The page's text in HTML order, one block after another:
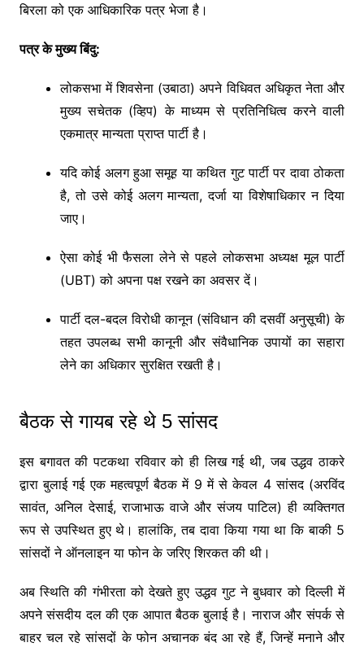
बिरला को एक आधिकारिक पत्र भेजा है।
पत्र के मुख्य बिंदु:
लोकसभा में शिवसेना (उबाठा) अपने विधिवत अधिकृत नेता और
मुख्य सचेतक (व्हिप) के माध्यम से प्रतिनिधित्व करने वाली
एकमात्र मान्यता प्राप्त पार्टी है।
यदि कोई अलग हुआ समूह या कथित गुट पार्टी पर दावा ठोकता
है, तो उसे कोई अलग मान्यता, दर्जा या विशेषाधिकार न दिया
जाए।
ऐसा कोई भी फैसला लेने से पहले लोकसभा अध्यक्ष मूल पार्टी
(UBT) को अपना पक्ष रखने का अवसर दें।
पार्टी दल-बदल विरोधी कानून (संविधान की दसवीं अनुसूची) के
तहत उपलब्ध सभी कानूनी और संवैधानिक उपायों का सहारा
लेने का अधिकार सुरक्षित रखती है।
बैठक से गायब रहे थे 5 सांसद
इस बगावत की पटकथा रविवार को ही लिख गई थी, जब उद्धव ठाकरे
द्वारा बुलाई गई एक महत्वपूर्ण बैठक में 9 में से केवल 4 सांसद (अरविंद
सावंत, अनिल देसाई, राजाभाऊ वाजे और संजय पाटिल) ही व्यक्तिगत
रूप से उपस्थित हुए थे। हालांकि, तब दावा किया गया था कि बाकी 5
सांसदों ने ऑनलाइन या फोन के जरिए शिरकत की थी।
अब स्थिति की गंभीरता को देखते हुए उद्धव गुट ने बुधवार को दिल्ली में
अपने संसदीय दल की एक आपात बैठक बुलाई है। नाराज और संपर्क से
बाहर चल रहे सांसदों के फोन अचानक बंद आ रहे हैं, जिन्हें मनाने और